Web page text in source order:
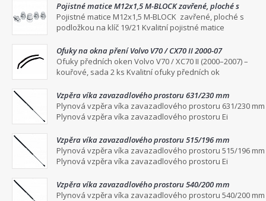
Pojistné matice M12x1,5 M-BLOCK zavřené, ploché s
podložkou na klíč 19/21
Pojistné matice M12x1,5 M-BLOCK zavřené, ploché s
podložkou na klíč 19/21 Kvalitní pojistné matice
Ofuky na okna pření Volvo V70 / CX70 II 2000-07
Ofuky předních oken Volvo V70 / XC70 II (2000–2007) –
kouřové, sada 2 ks Kvalitní ofuky předních ok
Vzpěra víka zavazadlového prostoru 631/230 mm
Plynová vzpěra víka zavazadlového prostoru 631/230 mm
Plynová vzpěra víka zavazadlového prostoru Ei
Vzpěra víka zavazadlového prostoru 515/196 mm
Plynová vzpěra víka zavazadlového prostoru 515/196 mm
Plynová vzpěra víka zavazadlového prostoru Ei
Vzpěra víka zavazadlového prostoru 540/200 mm
Plynová vzpěra víka zavazadlového prostoru 540/200 mm